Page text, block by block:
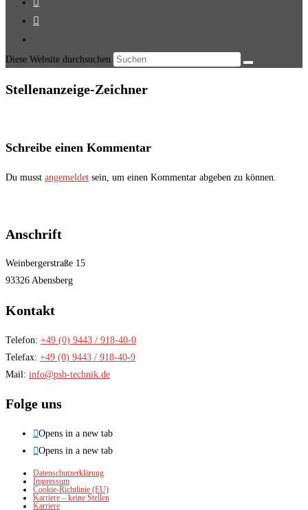
Diese Website durchsuchen
Stellenanzeige-Zeichner
Schreibe einen Kommentar
Du musst angemeldet sein, um einen Kommentar abgeben zu können.
Anschrift
Weinbergerstraße 15
93326 Abensberg
Kontakt
Telefon: +49 (0) 9443 / 918-40-0
Telefax: +49 (0) 9443 / 918-40-9
Mail: info@psb-technik.de
Folge uns
Opens in a new tab
Opens in a new tab
Datenschutzerklärung
Impressum
Cookie-Richtlinie (EU)
Karriere – keine Stellen
Karriere